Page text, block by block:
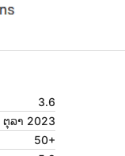
3.6
ຕຸລາ 2023
50+